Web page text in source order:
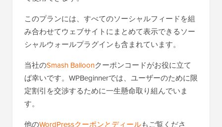
このプランには、すべてのソーシャルフィードを組
み合わせてウェブサイトにまとめて表示できるソー
シャルウォールプラグインも含まれています。
当社のSmash Balloonクーポンコードがお役に立て
ば幸いです。WPBeginnerでは、ユーザーのために限
定割引を交渉するために一生懸命取り組んでいま
す。
他のWordPressクーポンとディールもご覧くださ